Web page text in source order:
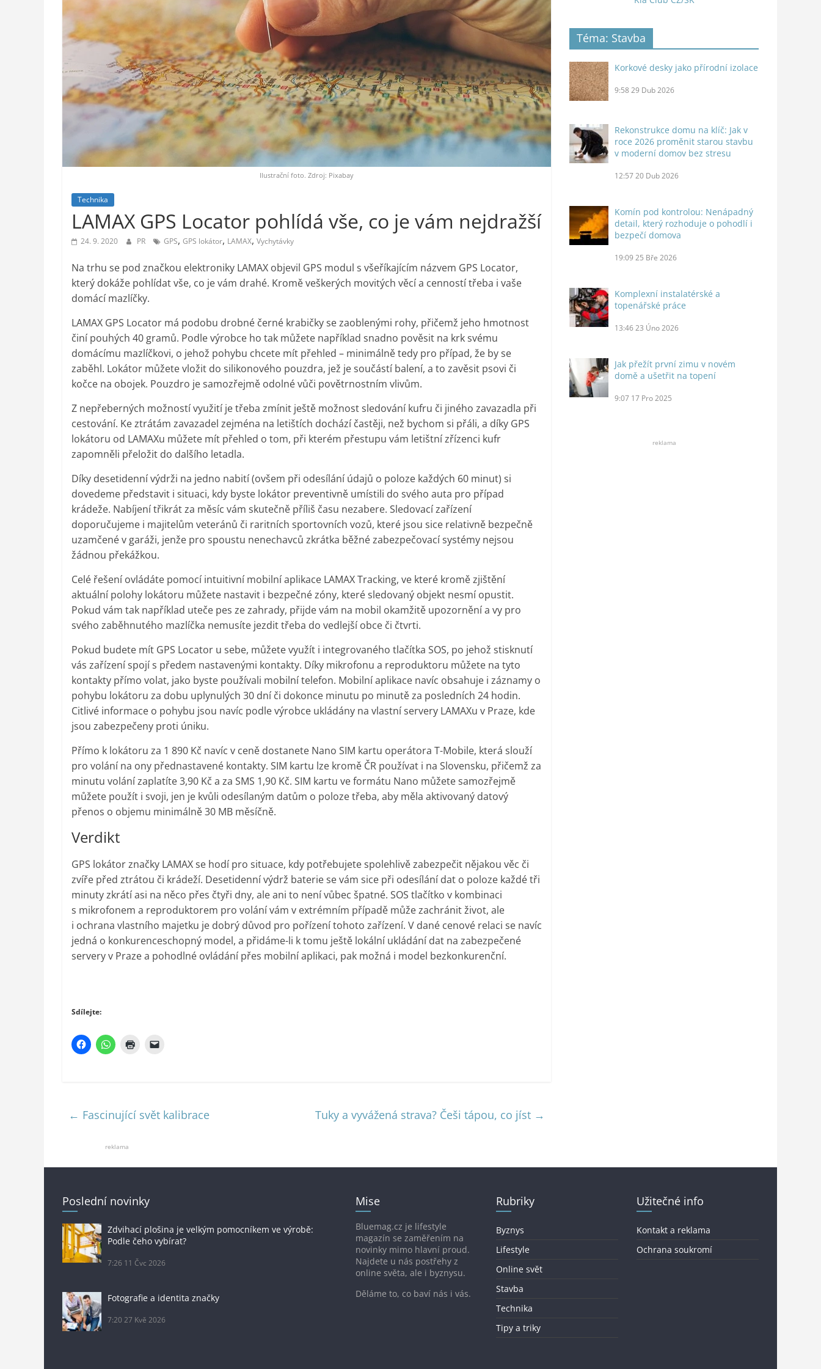
auto-
moto,
Ilustrační foto. Zdroj: Pixabay
Technika
LAMAX GPS Locator pohlídá vše, co je vám nejdražší
24. 9. 2020 PR GPS, GPS lokátor, LAMAX, Vychytávky
Na trhu se pod značkou elektroniky LAMAX objevil GPS modul s všeříkajícím názvem GPS Locator,
který dokáže pohlídat vše, co je vám drahé. Kromě veškerých movitých věcí a cenností třeba i vaše
domácí mazlíčky.
LAMAX GPS Locator má podobu drobné černé krabičky se zaoblenými rohy, přičemž jeho hmotnost
činí pouhých 40 gramů. Podle výrobce ho tak můžete například snadno pověsit na krk svému
domácímu mazlíčkovi, o jehož pohybu chcete mít přehled – minimálně tedy pro případ, že by se
zaběhl. Lokátor můžete vložit do silikonového pouzdra, jež je součástí balení, a to zavěsit psovi či
kočce na obojek. Pouzdro je samozřejmě odolné vůči povětrnostním vlivům.
Z nepřeberných možností využití je třeba zmínit ještě možnost sledování kufru či jiného zavazadla při
cestování. Ke ztrátám zavazadel zejména na letištích dochází častěji, než bychom si přáli, a díky GPS
lokátoru od LAMAXu můžete mít přehled o tom, při kterém přestupu vám letištní zřízenci kufr
zapomněli přeložit do dalšího letadla.
Díky desetidenní výdrži na jedno nabití (ovšem při odesílání údajů o poloze každých 60 minut) si
dovedeme představit i situaci, kdy byste lokátor preventivně umístili do svého auta pro případ
krádeže. Nabíjení třikrát za měsíc vám skutečně příliš času nezabere. Sledovací zařízení
doporučujeme i majitelům veteránů či raritních sportovních vozů, které jsou sice relativně bezpečně
uzamčené v garáži, jenže pro spoustu nenechavců zkrátka běžné zabezpečovací systémy nejsou
žádnou překážkou.
Celé řešení ovládáte pomocí intuitivní mobilní aplikace LAMAX Tracking, ve které kromě zjištění
aktuální polohy lokátoru můžete nastavit i bezpečné zóny, které sledovaný objekt nesmí opustit.
Pokud vám tak například uteče pes ze zahrady, přijde vám na mobil okamžitě upozornění a vy pro
svého zaběhnutého mazlíčka nemusíte jezdit třeba do vedlejší obce či čtvrti.
Pokud budete mít GPS Locator u sebe, můžete využít i integrovaného tlačítka SOS, po jehož stisknutí
vás zařízení spojí s předem nastavenými kontakty. Díky mikrofonu a reproduktoru můžete na tyto
kontakty přímo volat, jako byste používali mobilní telefon. Mobilní aplikace navíc obsahuje i záznamy o
pohybu lokátoru za dobu uplynulých 30 dní či dokonce minutu po minutě za posledních 24 hodin.
Citlivé informace o pohybu jsou navíc podle výrobce ukládány na vlastní servery LAMAXu v Praze, kde
jsou zabezpečeny proti úniku.
Přímo k lokátoru za 1 890 Kč navíc v ceně dostanete Nano SIM kartu operátora T-Mobile, která slouží
pro volání na ony přednastavené kontakty. SIM kartu lze kromě ČR používat i na Slovensku, přičemž za
minutu volání zaplatíte 3,90 Kč a za SMS 1,90 Kč. SIM kartu ve formátu Nano můžete samozřejmě
můžete použít i svoji, jen je kvůli odesílaným datům o poloze třeba, aby měla aktivovaný datový
přenos o objemu minimálně 30 MB měsíčně.
Verdikt
GPS lokátor značky LAMAX se hodí pro situace, kdy potřebujete spolehlivě zabezpečit nějakou věc či
zvíře před ztrátou či krádeží. Desetidenní výdrž baterie se vám sice při odesílání dat o poloze každé tři
minuty zkrátí asi na něco přes čtyři dny, ale ani to není vůbec špatné. SOS tlačítko v kombinaci
s mikrofonem a reproduktorem pro volání vám v extrémním případě může zachránit život, ale
i ochrana vlastního majetku je dobrý důvod pro pořízení tohoto zařízení. V dané cenové relaci se navíc
jedná o konkurenceschopný model, a přidáme-li k tomu ještě lokální ukládání dat na zabezpečené
servery v Praze a pohodlné ovládání přes mobilní aplikaci, pak možná i model bezkonkurenční.
Sdílejte:
← Fascinující svět kalibrace Tuky a vyvážená strava? Češi tápou, co jíst →
Téma: Stavba
Korkové desky jako přírodní izolace
9:58 29 Dub 2026
Rekonstrukce domu na klíč: Jak v
roce 2026 proměnit starou stavbu
v moderní domov bez stresu
12:57 20 Dub 2026
Komín pod kontrolou: Nenápadný
detail, který rozhoduje o pohodlí i
bezpečí domova
19:09 25 Bře 2026
Komplexní instalatérské a
topenářské práce
13:46 23 Úno 2026
Jak přežít první zimu v novém
domě a ušetřit na topení
9:07 17 Pro 2025
reklama
reklama
Poslední novinky
Zdvihací plošina je velkým pomocníkem ve výrobě:
Podle čeho vybírat?
7:26 11 Čvc 2026
Fotografie a identita značky
7:20 27 Kvě 2026
Mise
Bluemag.cz je lifestyle
magazín se zaměřením na
novinky mimo hlavní proud.
Najdete u nás postřehy z
online světa, ale i byznysu.
Děláme to, co baví nás i vás.
Rubriky
Byznys
Lifestyle
Online svět
Stavba
Technika
Tipy a triky
Užitečné info
Kontakt a reklama
Ochrana soukromí